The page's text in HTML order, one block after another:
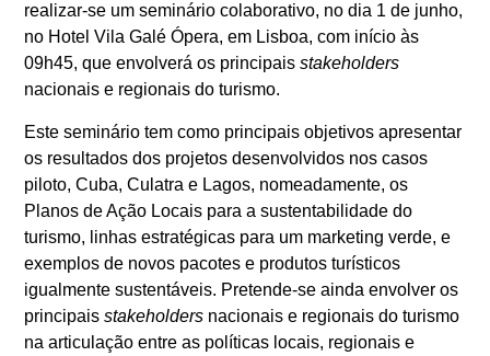
realizar-se um seminário colaborativo, no dia 1 de junho,
no Hotel Vila Galé Ópera, em Lisboa, com início às
09h45, que envolverá os principaisstakeholders
nacionais e regionais do turismo.
Este seminário tem como principais objetivos apresentar
os resultados dos projetos desenvolvidos nos casos
piloto, Cuba, Culatra e Lagos, nomeadamente, os
Planos de Ação Locais para a sustentabilidade do
turismo, linhas estratégicas para um marketing verde, e
exemplos de novos pacotes e produtos turísticos
igualmente sustentáveis. Pretende-se ainda envolver os
principaisstakeholders nacionais e regionais do turismo
na articulação entre as políticas locais, regionais e